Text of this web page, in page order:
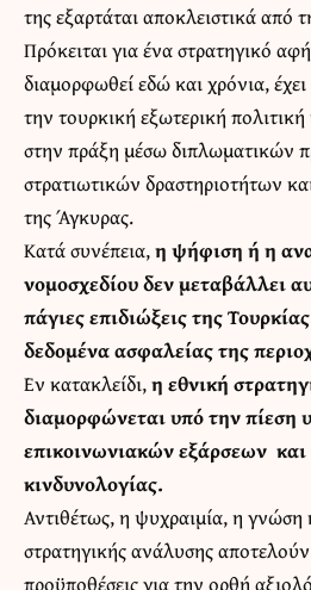
της εξαρτάται αποκλειστικά από
Πρόκειται για ένα στρατηγικό
διαμορφωθεί εδώ και χρόνια,
την τουρκική εξωτερική
στην πράξη μέσω διπλωματικών
στρατιωτικών δραστηριοτήτων
της Άγκυρας.
Κατά συνέπεια,η ψήφιση ή η
νομοσχεδίου δεν μεταβάλλει
πάγιες επιδιώξεις της
δεδομένα ασφαλείας της
Εν κατακλείδι,η εθνική
διαμορφώνεται υπό την πίεση
επικοινωνιακών εξάρσεων και
κινδυνολογίας.
Αντιθέτως, η ψυχραιμία, η γνώση
στρατηγικής ανάλυσης
προϋποθέσεις για την ορθή